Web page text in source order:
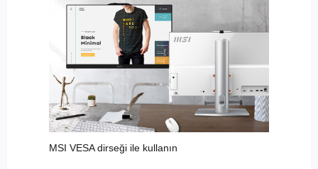
MSI VESA dirseği ile kullanın